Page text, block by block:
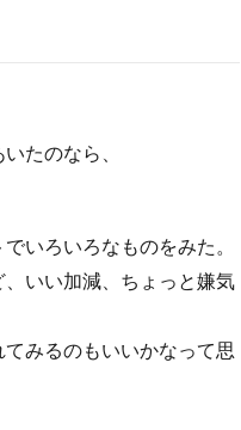
たのなら、
いろいろなものをみた。
いい加減、ちょっと嫌気
みるのもいいかなって思